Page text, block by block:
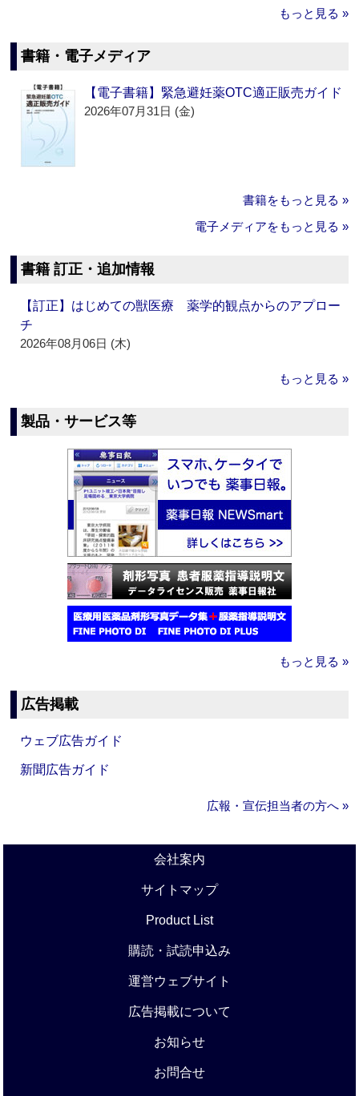
もっと見る »
書籍・電子メディア
【電子書籍】緊急避妊薬OTC適正販売ガイド
2026年07月31日 (金)
書籍をもっと見る »
電子メディアをもっと見る »
書籍 訂正・追加情報
【訂正】はじめての獣医療 薬学的観点からのアプロー
チ
2026年08月06日 (木)
もっと見る »
製品・サービス等
もっと見る »
広告掲載
ウェブ広告ガイド
新聞広告ガイド
広報・宣伝担当者の方へ »
会社案内
サイトマップ
Product List
購読・試読申込み
運営ウェブサイト
広告掲載について
お知らせ
お問合せ